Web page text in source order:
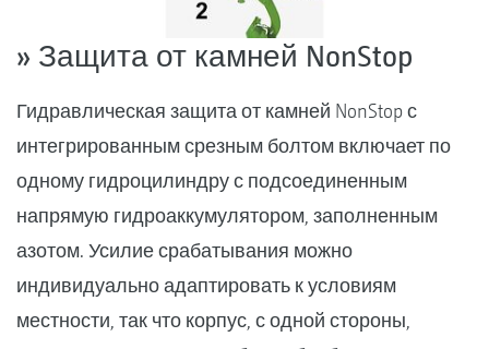
» Защита от камней NonStop
Гидравлическая защита от камней NonStop с
интегрированным срезным болтом включает по
одному гидроцилиндру с подсоединенным
напрямую гидроаккумулятором, заполненным
азотом. Усилие срабатывания можно
индивидуально адаптировать к условиям
местности, так что корпус, с одной стороны,